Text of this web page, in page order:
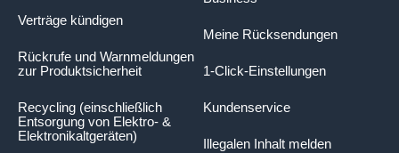
Meine Rücksendungen
1-Click-Einstellungen
Kundenservice
Illegalen Inhalt melden
Verträge kündigen
Rückrufe und Warnmeldungen
zur Produktsicherheit
Recycling (einschließlich
Entsorgung von Elektro- &
Elektronikaltgeräten)